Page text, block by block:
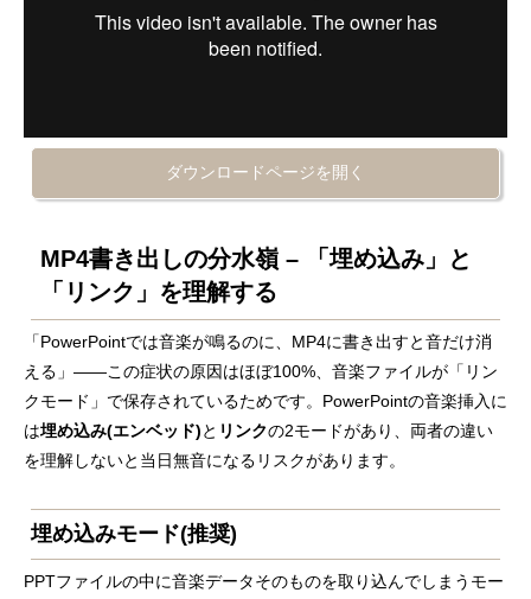
ダウンロードページを開く
MP4書き出しの分水嶺 – 「埋め込み」と
「リンク」を理解する
「PowerPointでは音楽が鳴るのに、MP4に書き出すと音だけ消
える」——この症状の原因はほぼ100%、音楽ファイルが「リン
クモード」で保存されているためです。PowerPointの音楽挿入に
は埋め込み(エンベッド)と リンクの2モードがあり、両者の違い
を理解しないと当日無音になるリスクがあります。
埋め込みモード(推奨)
PPTファイルの中に音楽データそのものを取り込んでしまうモー